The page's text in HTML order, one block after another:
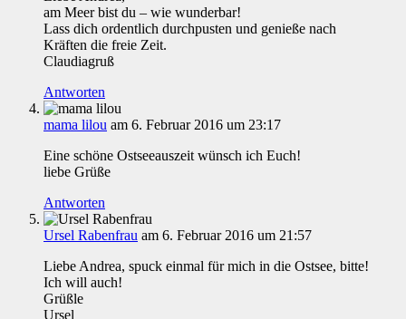
am Meer bist du – wie wunderbar!
Lass dich ordentlich durchpusten und genieße nach
Kräften die freie Zeit.
Claudiagruß
Antworten
mama lilou am 6. Februar 2016 um 23:17
Eine schöne Ostseeauszeit wünsch ich Euch!
liebe Grüße
Antworten
Ursel Rabenfrau am 6. Februar 2016 um 21:57
Liebe Andrea, spuck einmal für mich in die Ostsee, bitte!
Ich will auch!
Grüßle
Ursel